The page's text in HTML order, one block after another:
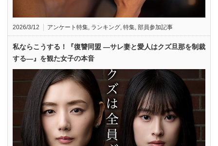
2026/3/12 アンケート特集, ランキング, 特集, 部員参加記事
私ならこうする！『復讐同盟 —サレ妻と愛人はクズ旦那を制裁
する—』を観た女子の本音